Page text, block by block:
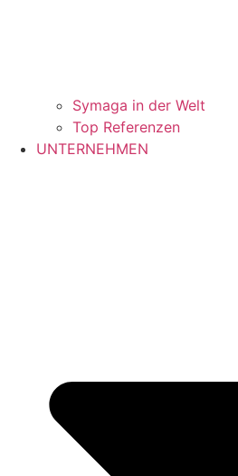
Symaga in der Welt
Top Referenzen
UNTERNEHMEN